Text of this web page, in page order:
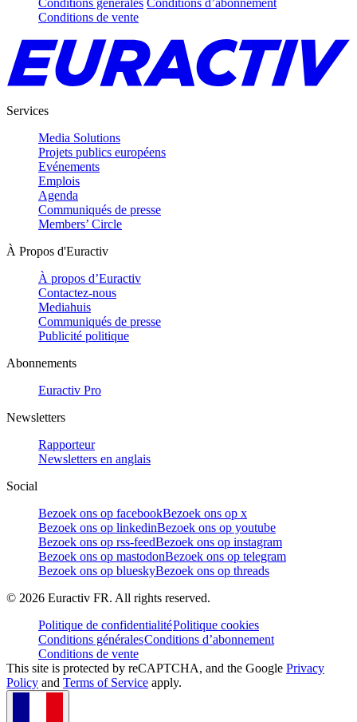
Conditions générales Conditions d’abonnement
Conditions de vente
Services
Media Solutions
Projets publics européens
Evénements
Emplois
Agenda
Communiqués de presse
Members’ Circle
À Propos d'Euractiv
À propos d’Euractiv
Contactez-nous
Mediahuis
Communiqués de presse
Publicité politique
Abonnements
Euractiv Pro
Newsletters
Rapporteur
Newsletters en anglais
Social
Bezoek ons op facebookBezoek ons op x
Bezoek ons op linkedinBezoek ons op youtube
Bezoek ons op rss-feedBezoek ons op instagram
Bezoek ons op mastodonBezoek ons op telegram
Bezoek ons op blueskyBezoek ons op threads
© 2026 Euractiv FR. All rights reserved.
Politique de confidentialitéPolitique cookies
Conditions généralesConditions d’abonnement
Conditions de vente
This site is protected by reCAPTCHA, and the Google Privacy
Policy and Terms of Service apply.